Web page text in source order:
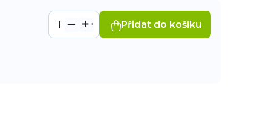
Přidat do košíku